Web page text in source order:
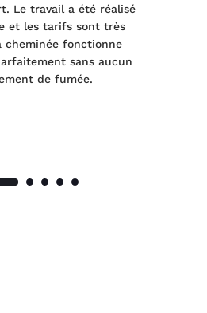
Le travail a été réalisé
et les tarifs sont très
cheminée fonctionne
sans aucun
de fumée.